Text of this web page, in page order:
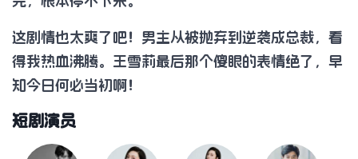
这剧情也太爽了吧！男主从被抛弃到逆袭成总裁，看
得我热血沸腾。王雪莉最后那个傻眼的表情绝了，早
知今日何必当初啊！
短剧演员